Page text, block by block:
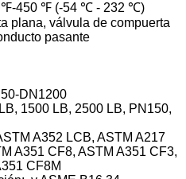
℉-450 ℉ (-54 ℃ - 232 ℃)
plana, válvula de compuerta
pasante
DN1200
1500 LB, 2500 LB, PN150,
A352 LCB, ASTM A217
A351 CF8, ASTM A351 CF3,
CF8M